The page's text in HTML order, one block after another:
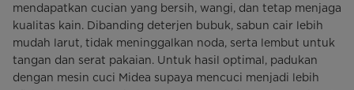
mendapatkan cucian yang bersih, wangi, dan tetap menjaga
kualitas kain. Dibanding deterjen bubuk, sabun cair lebih
mudah larut, tidak meninggalkan noda, serta lembut untuk
tangan dan serat pakaian. Untuk hasil optimal, padukan
dengan mesin cuci Midea supaya mencuci menjadi lebih